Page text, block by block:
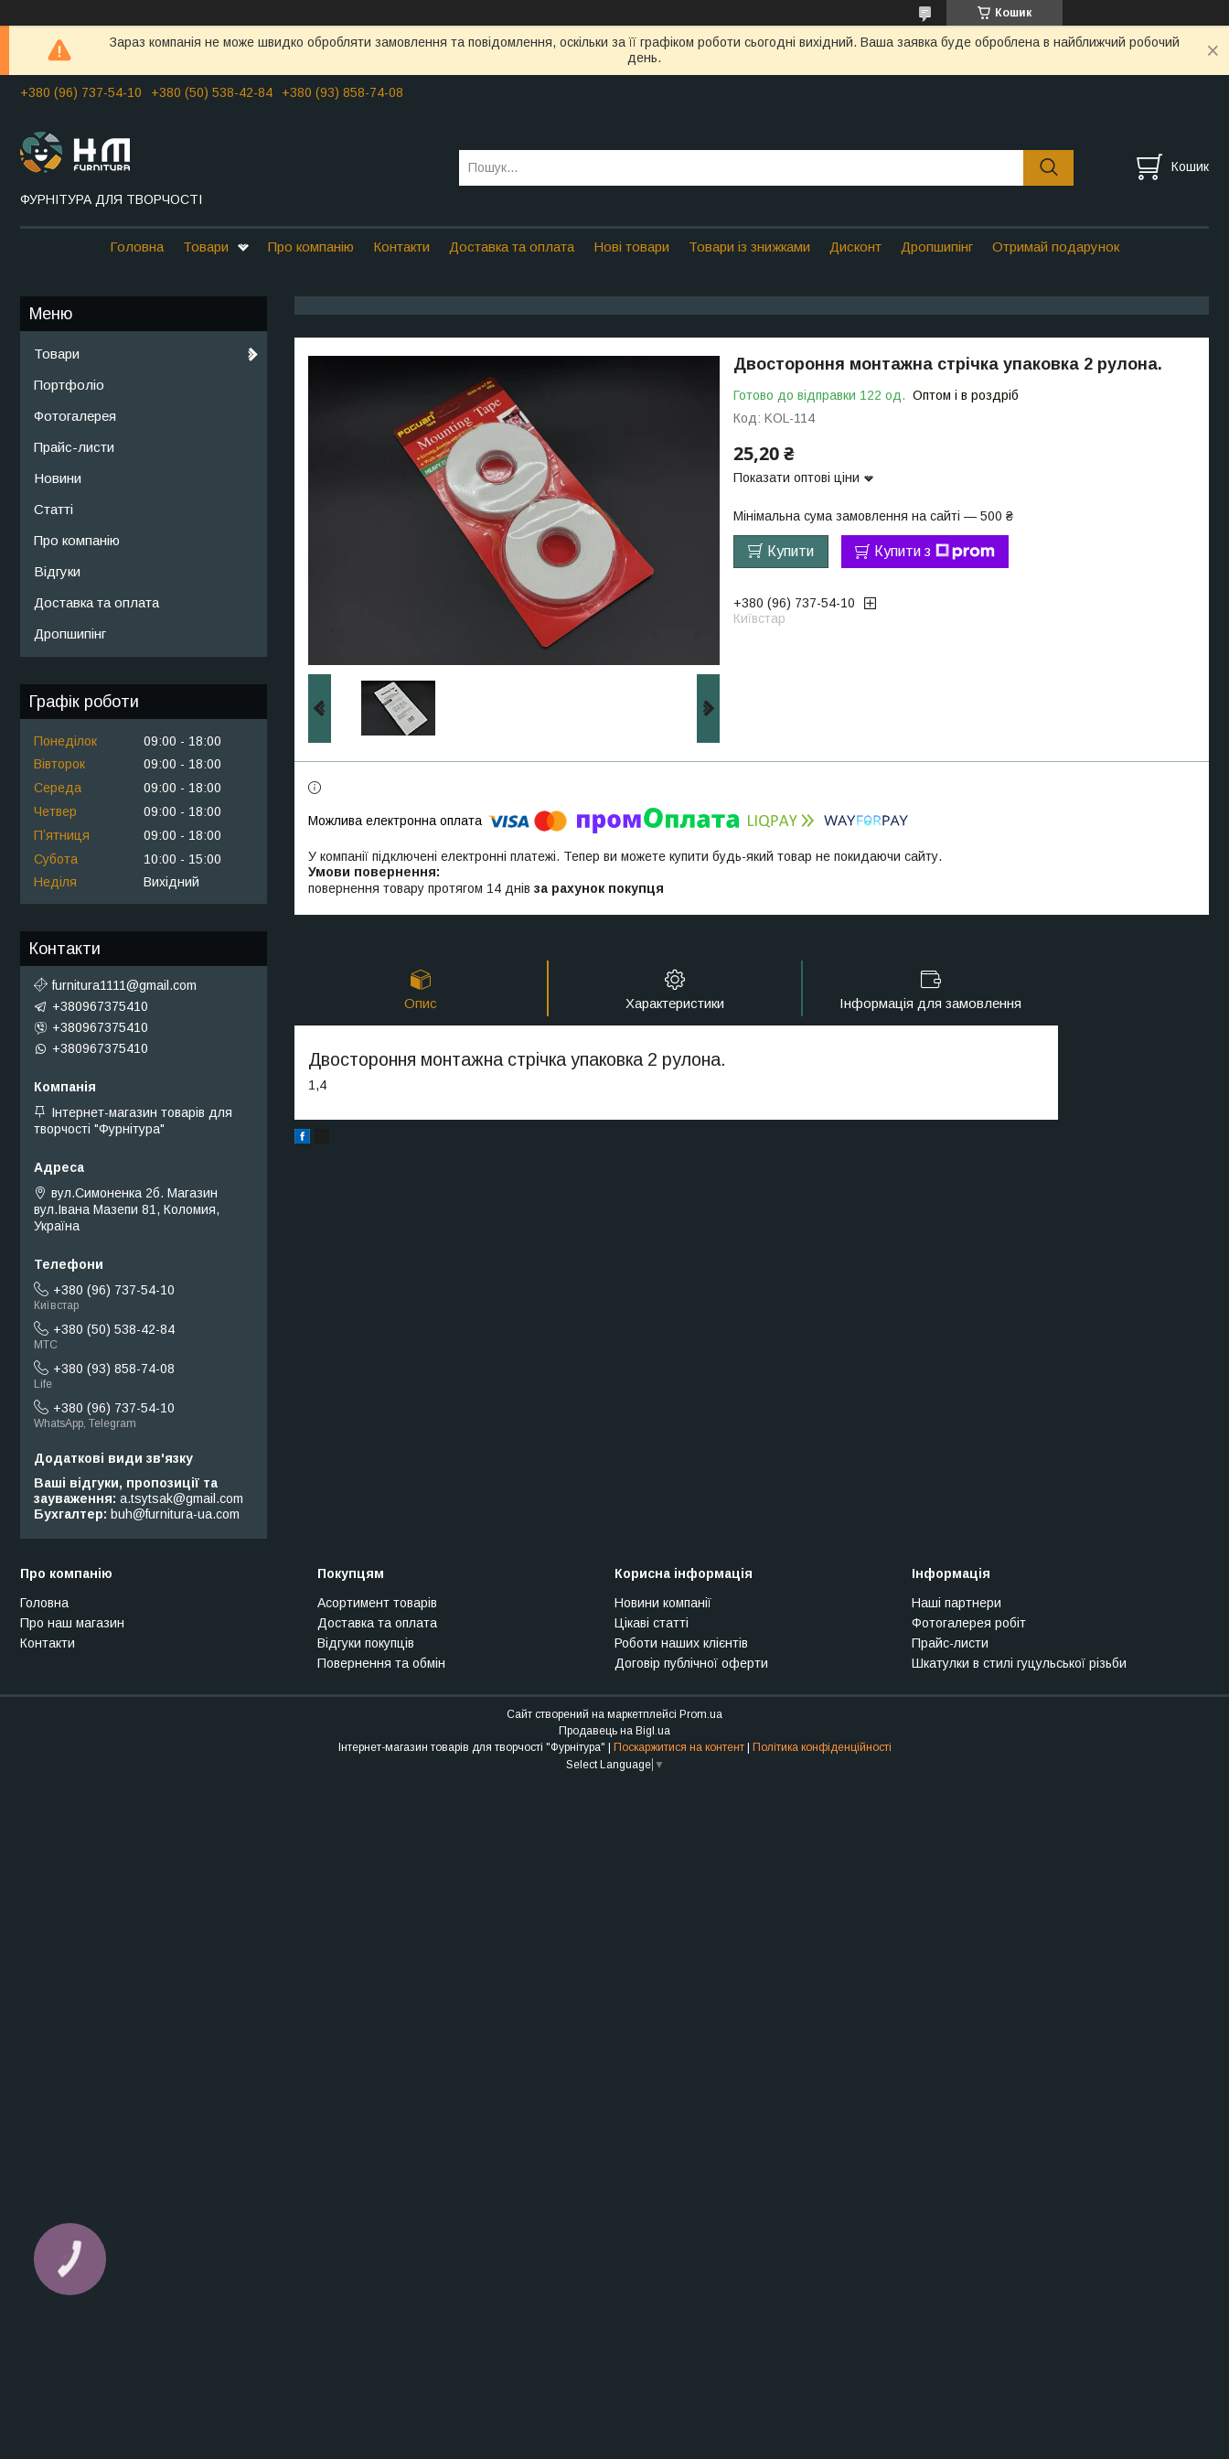
Кошик
Зараз компанія не може швидко обробляти замовлення та повідомлення, оскільки за її графіком роботи сьогодні вихідний. Ваша заявка буде оброблена в найближчий робочий
день.
+380 (96) 737-54-10 +380 (50) 538-42-84 +380 (93) 858-74-08
ФУРНІТУРА ДЛЯ ТВОРЧОСТІ
Кошик
Головна Товари Про компанію Контакти Доставка та оплата Нові товари Товари із знижками Дисконт Дропшипінг Отримай подарунок
Двостороння монтажна стрічка упаковка 2 рулона.
Готово до відправки 122 од. Оптом і в роздріб
Код: KOL-114
25,20 ₴
Показати оптові ціни
Мінімальна сума замовлення на сайті — 500 ₴
Купити Купити з
+380 (96) 737-54-10
Київстар
У компанії підключені електронні платежі. Тепер ви можете купити будь-який товар не покидаючи сайту.
повернення товару протягом 14 днів за рахунок покупця
Опис Характеристики Інформація для замовлення
Двостороння монтажна стрічка упаковка 2 рулона.
1,4
Товари
Портфоліо
Фотогалерея
Прайс-листи
Новини
Статті
Про компанію
Відгуки
Доставка та оплата
Дропшипінг
Графік роботи
Понеділок 09:00
18:00
Вівторок
09:00
18:00
Середа
09:00
18:00
Четвер
09:00
18:00
Пʼятниця
09:00
18:00
Субота
10:00
15:00
Неділя
Вихідний
Контакти
furnitura1111@gmail.com
+380967375410
+380967375410
+380967375410
Інтернет-магазин товарів для
творчості "Фурнітура"
вул.Симоненка 2б. Магазин
вул.Івана Мазепи 81, Коломия,
Україна
+380 (96) 737-54-10
Київстар
+380 (50) 538-42-84
МТС
+380 (93) 858-74-08
Life
+380 (96) 737-54-10
WhatsApp, Telegram
Ваші відгуки, пропозиції та
зауваження a.tsytsak@gmail.com
Бухгалтер
buh@furnitura-ua.com
Про компанію
Головна
Про наш магазин
Контакти
Покупцям
Асортимент товарів
Доставка та оплата
Відгуки покупців
Повернення та обмін
Корисна інформація
Новини компанії
Цікаві статті
Роботи наших клієнтів
Договір публічної оферти
Інформація
Наші партнери
Фотогалерея робіт
Прайс-листи
Шкатулки в стилі гуцульської різьби
Сайт створений на маркетплейсі Prom.ua
Продавець на Bigl.ua
Інтернет-магазин товарів для творчості "Фурнітура" | Поскаржитися на контент | Політика конфіденційності
Select Language ▼
КНОПКА
ЗВ'ЯЗКУ